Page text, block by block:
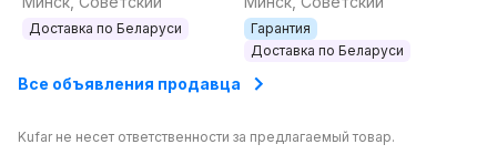
Доставка по Беларуси
Гарантия
Доставка по Беларуси
Все объявления продавца
Kufar не несет ответственности за предлагаемый товар.